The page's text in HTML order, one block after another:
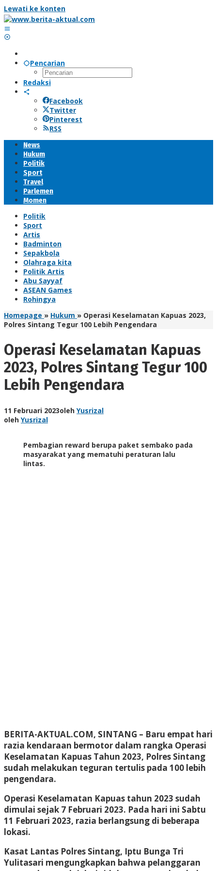
Lewati ke konten
Pencarian
Redaksi
Facebook
Twitter
Pinterest
RSS
News
Hukum
Politik
Sport
Travel
Parlemen
Momen
Politik
Sport
Artis
Badminton
Sepakbola
Olahraga kita
Politik Artis
Abu Sayyaf
ASEAN Games
Rohingya
Homepage » Hukum » Operasi Keselamatan Kapuas 2023,
Polres Sintang Tegur 100 Lebih Pengendara
Operasi Keselamatan Kapuas
2023, Polres Sintang Tegur 100
Lebih Pengendara
11 Februari 2023oleh Yusrizal
oleh Yusrizal
Pembagian reward berupa paket sembako pada
masyarakat yang mematuhi peraturan lalu
lintas.
BERITA-AKTUAL.COM, SINTANG – Baru empat hari
razia kendaraan bermotor dalam rangka Operasi
Keselamatan Kapuas Tahun 2023, Polres Sintang
sudah melakukan teguran tertulis pada 100 lebih
pengendara.
Operasi Keselamatan Kapuas tahun 2023 sudah
dimulai sejak 7 Februari 2023. Pada hari ini Sabtu
11 Februari 2023, razia berlangsung di beberapa
lokasi.
Kasat Lantas Polres Sintang, Iptu Bunga Tri
Yulitasari mengungkapkan bahwa pelanggaran